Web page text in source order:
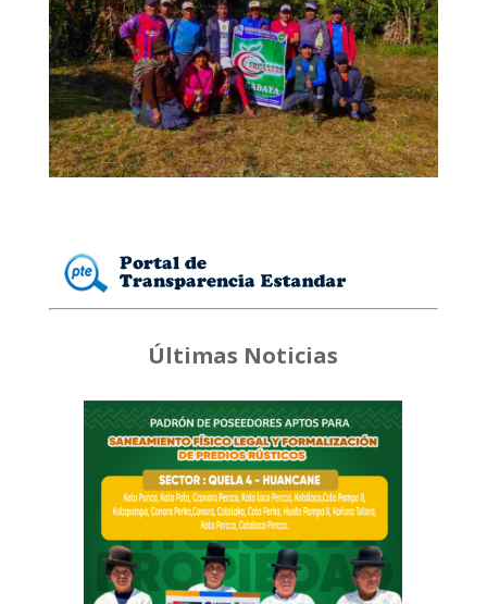
Últimas Noticias